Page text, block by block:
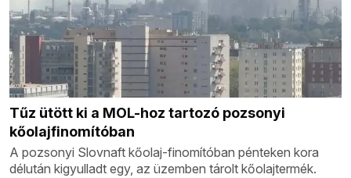
Tűz ütött ki a MOL-hoz tartozó pozsonyi
kőolajfinomítóban
A pozsonyi Slovnaft kőolaj-finomítóban pénteken kora
délután kigyulladt egy, az üzemben tárolt kőolajtermék.